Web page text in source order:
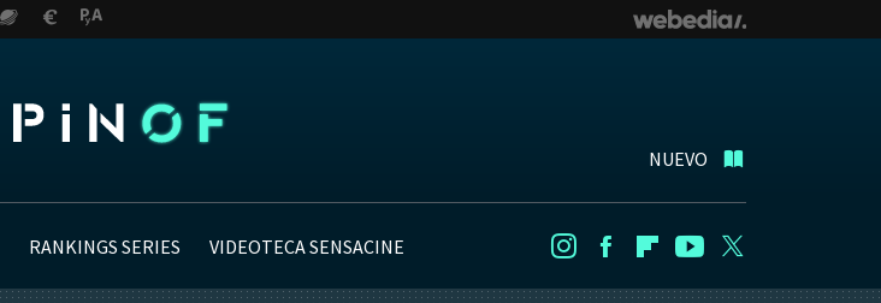
NUEVO
RANKINGS SERIES VIDEOTECA SENSACINE InstagramFacebookFlipboard
Youtube